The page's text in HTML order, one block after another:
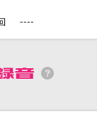
新曲・ランキングなど
ケ最新情報をチェック！
回 ----